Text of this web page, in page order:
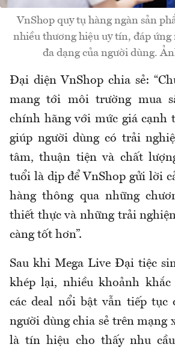
VnShop quy tụ hàng ngàn sản
nhiều thương hiệu uy tín, đáp ứng
đa dạng của người dùng.
Đại diện VnShop chia sẻ:
mang tới môi trường mua
chính hãng với mức giá cạnh
giúp người dùng có trải
tâm, thuận tiện và chất
tuổi là dịp để VnShop gửi lời
hàng thông qua những
thiết thực và những trải
càng tốt hơn”.
Sau khi Mega Live Đại tiệc
khép lại, nhiều khoảnh khắc
các deal nổi bật vẫn tiếp tục
người dùng chia sẻ trên mạng
là tín hiệu cho thấy nhu